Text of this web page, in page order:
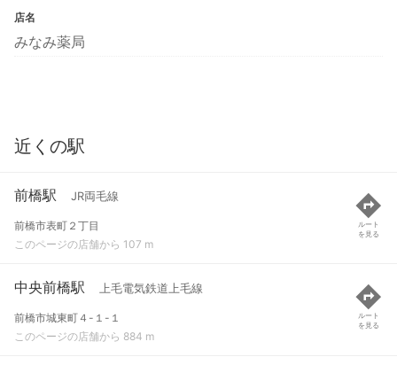
店名
みなみ薬局
近くの駅
前橋駅 JR両毛線
前橋市表町２丁目
このページの店舗から 107 m
ルート
を見る
中央前橋駅 上毛電気鉄道上毛線
前橋市城東町４-１-１
このページの店舗から 884 m
ルート
を見る